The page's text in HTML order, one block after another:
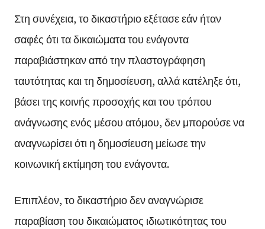
Στη συνέχεια, το δικαστήριο εξέτασε εάν ήταν
σαφές ότι τα δικαιώματα του ενάγοντα
παραβιάστηκαν από την πλαστογράφηση
ταυτότητας και τη δημοσίευση, αλλά κατέληξε ότι,
βάσει της κοινής προσοχής και του τρόπου
ανάγνωσης ενός μέσου ατόμου, δεν μπορούσε να
αναγνωρίσει ότι η δημοσίευση μείωσε την
κοινωνική εκτίμηση του ενάγοντα.
Επιπλέον, το δικαστήριο δεν αναγνώρισε
παραβίαση του δικαιώματος ιδιωτικότητας του